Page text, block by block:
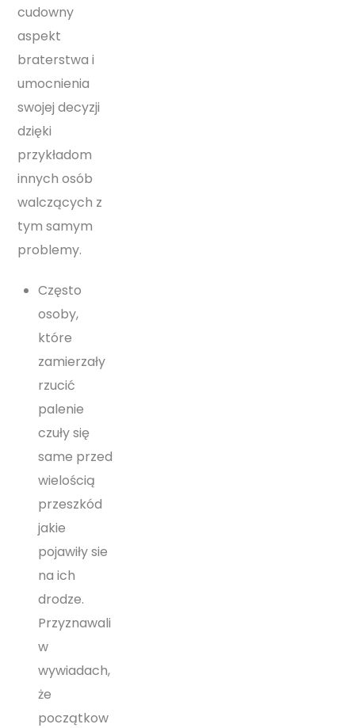
cudowny
aspekt
braterstwa i
umocnienia
swojej decyzji
dzięki
przykładom
innych osób
walczących z
tym samym
problemy.
Często
osoby,
które
zamierzały
rzucić
palenie
czuły się
same przed
wielością
przeszkód
jakie
pojawiły sie
na ich
drodze.
Przyznawali
w
wywiadach,
że
początkow